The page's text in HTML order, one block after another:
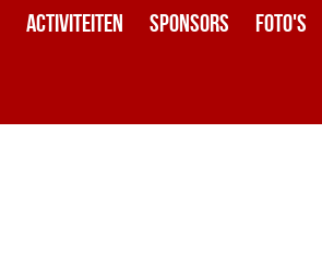
Activiteiten Sponsors Foto's